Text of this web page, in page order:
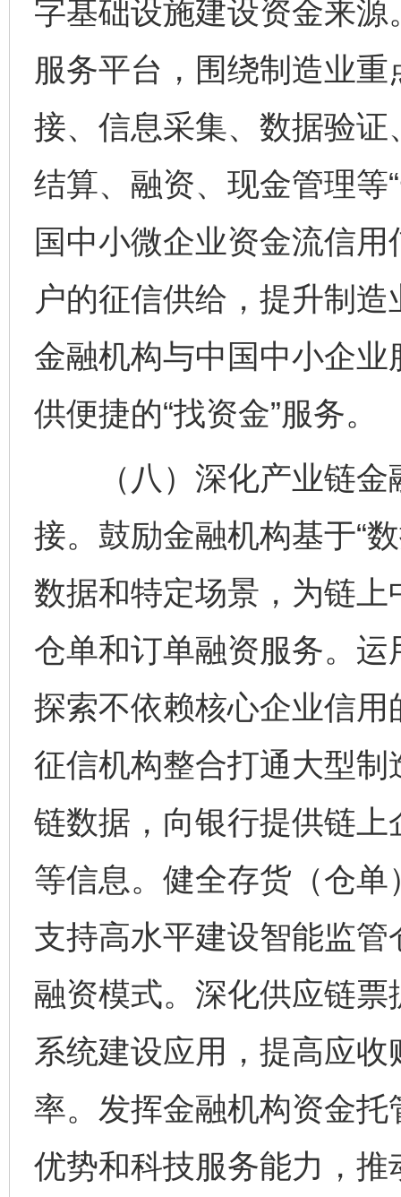
字基础设施建设资金来
服务平台，围绕制造业
接、信息采集、数据验
结算、融资、现金管理等
国中小微企业资金流信
户的征信供给，提升制
金融机构与中国中小企
供便捷的“找资金”服务。
（八）深化产业链金
接。鼓励金融机构基于“
数据和特定场景，为链
仓单和订单融资服务。
探索不依赖核心企业信用
征信机构整合打通大型
链数据，向银行提供链
等信息。健全存货（仓
支持高水平建设智能监
融资模式。深化供应链
系统建设应用，提高应
率。发挥金融机构资金
优势和科技服务能力，